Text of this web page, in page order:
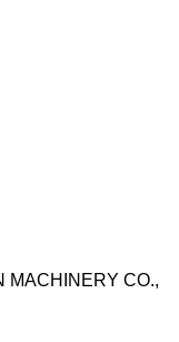
MACHINERY CO.,